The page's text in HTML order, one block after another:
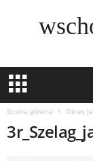
Strona główna Okres